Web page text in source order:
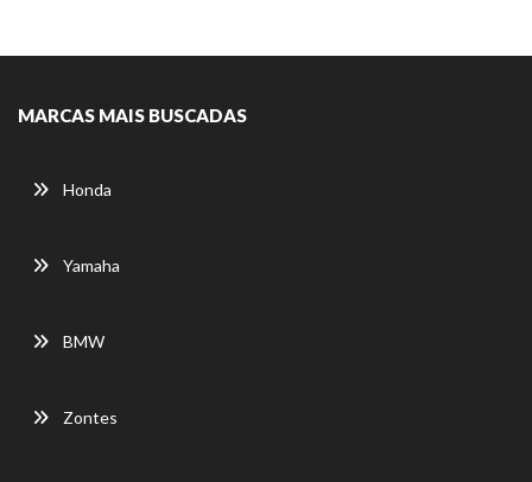
MARCAS MAIS BUSCADAS
Honda
Yamaha
BMW
Zontes